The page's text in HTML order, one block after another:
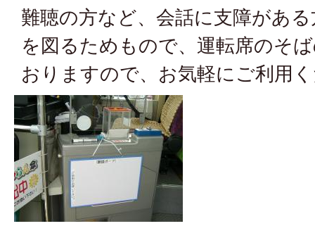
難聴の方など、会話に支障があ
を図るためもので、運転席のそ
おりますので、お気軽にご利用